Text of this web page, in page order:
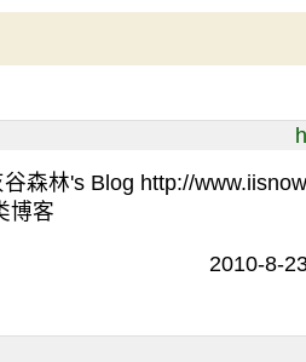
森林's Blog http://
博客
2010-8-